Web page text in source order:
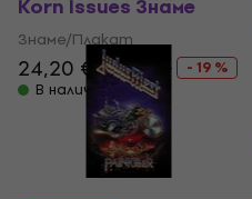
Korn Issues Знаме
Знаме/Плакат
24,20 € 29,90 €
- 19 %
В наличност